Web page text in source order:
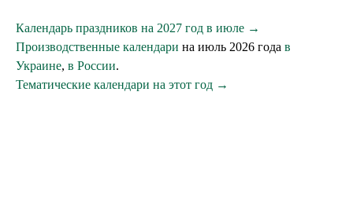
Календарь праздников на 2027 год в июле →
Производственные календари на июль 2026 года в
Украине, в России.
Тематические календари на этот год →